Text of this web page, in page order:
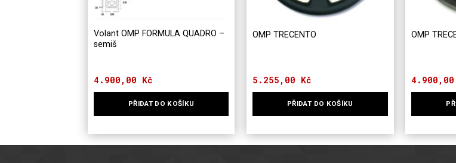
Volant OMP FORMULA QUADRO –
semiš
4.900,00 Kč
PŘIDAT DO KOŠÍKU
OMP TRECENTO
5.255,00 Kč
PŘIDAT DO KOŠÍKU
OMP
4.900,00